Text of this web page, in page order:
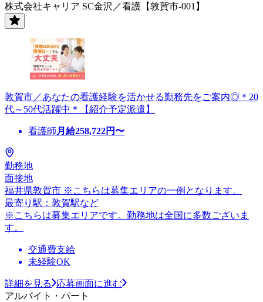
株式会社キャリア SC金沢／看護【敦賀市-001】
敦賀市／あなたの看護経験を活かせる勤務先をご案内◎＊20
代～50代活躍中＊【紹介予定派遣】
看護師 月給258,722円〜
勤務地
面接地
福井県敦賀市 ※こちらは募集エリアの一例となります。
最寄り駅：敦賀駅など
※こちらは募集エリアです。勤務地は全国に多数ございま
す。
交通費支給
未経験OK
詳細を見る
応募画面に進む
アルバイト・パート